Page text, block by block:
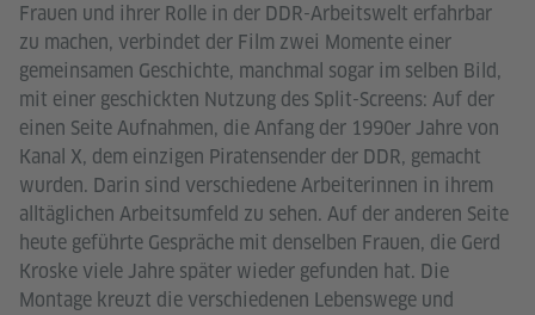
Frauen und ihrer Rolle in der DDR-Arbeitswelt erfahrbar
zu machen, verbindet der Film zwei Momente einer
gemeinsamen Geschichte, manchmal sogar im selben Bild,
mit einer geschickten Nutzung des Split-Screens: Auf der
einen Seite Aufnahmen, die Anfang der 1990er Jahre von
Kanal X, dem einzigen Piratensender der DDR, gemacht
wurden. Darin sind verschiedene Arbeiterinnen in ihrem
alltäglichen Arbeitsumfeld zu sehen. Auf der anderen Seite
heute geführte Gespräche mit denselben Frauen, die Gerd
Kroske viele Jahre später wieder gefunden hat. Die
Montage kreuzt die verschiedenen Lebenswege und